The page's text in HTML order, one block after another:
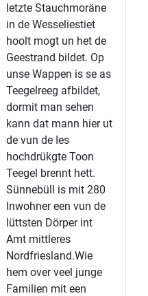
letzte Stauchmoräne
in de Wesseliestiet
hoolt mogt un het de
Geestrand bildet. Op
unse Wappen is se as
Teegelreeg afbildet,
dormit man sehen
kann dat mann hier ut
de vun de Ies
hochdrükgte Toon
Teegel brennt hett.
Sünnebüll is mit 280
Inwohner een vun de
lüttsten Dörper int
Amt mittleres
Nordfriesland.Wie
hem over veel junge
Familien mit een